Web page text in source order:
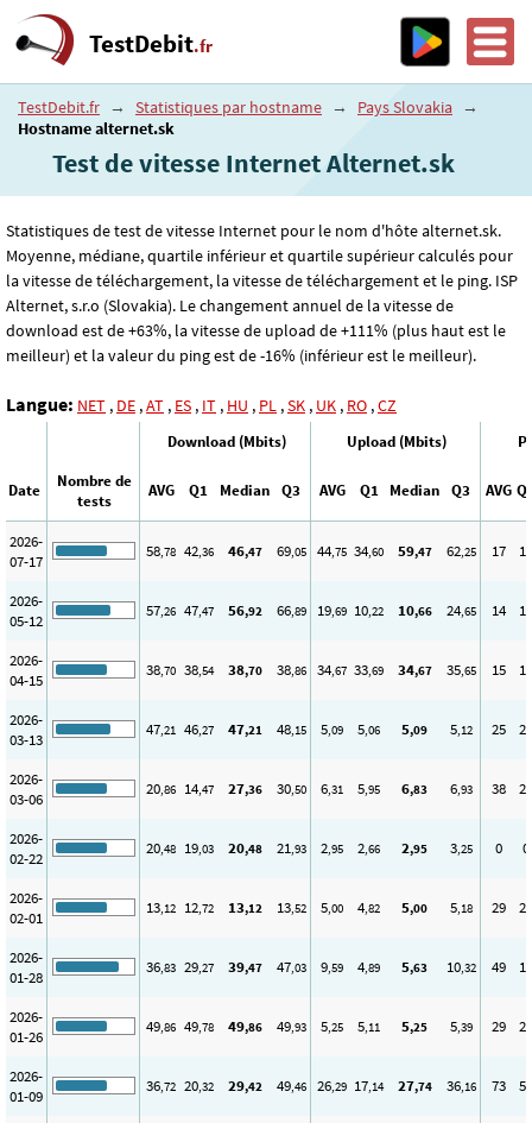
TestDebit.fr
TestDebit.fr → Statistiques par hostname → Pays Slovakia →
Hostname alternet.sk
Test de vitesse Internet Alternet.sk
Statistiques de test de vitesse Internet pour le nom d'hôte alternet.sk.
Moyenne, médiane, quartile inférieur et quartile supérieur calculés pour
la vitesse de téléchargement, la vitesse de téléchargement et le ping. ISP
Alternet, s.r.o (Slovakia). Le changement annuel de la vitesse de
download est de +63%, la vitesse de upload de +111% (plus haut est le
meilleur) et la valeur du ping est de -16% (inférieur est le meilleur).
Langue: NET , DE ,AT , ES , IT , HU , PL ,SK , UK , RO ,CZ
Download (Mbits) Upload (Mbits)
Date
Nombre de
tests
AVG Q1 Median Q3 AVG Q1 Median Q3 AVG
2026-
07-17
58,78 42,36 46,47 69,05 44,75 34,60 59,47 62,25 17 16
2026-
05-12
57,26 47,47 56,92 66,89 19,69 10,22 10,66 24,65 14 13
2026-
04-15
38,70 38,54 38,70 38,86 34,67 33,69 34,67 35,65 15 15
2026-
03-13
47,21 46,27 47,21 48,15 5,09 5,06 5,09 5,12 25 25
2026-
03-06
20,86 14,47 27,36 30,50 6,31 5,95 6,83 6,93 38 24
2026-
02-22
20,48 19,03 20,48 21,93 2,95 2,66 2,95 3,25 0 0
2026-
02-01
13,12 12,72 13,12 13,52 5,00 4,82 5,00 5,18 29 27
2026-
01-28
36,83 29,27 39,47 47,03 9,59 4,89 5,63 10,32 49 18
2026-
01-26
49,86 49,78 49,86 49,93 5,25 5,11 5,25 5,39 29 29
2026-
01-09
36,72 20,32 29,42 49,46 26,29 17,14 27,74 36,16 73 58